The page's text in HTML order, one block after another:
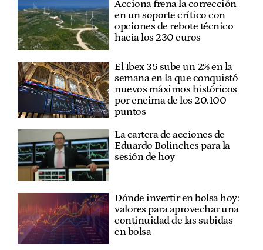
Acciona frena la corrección
en un soporte crítico con
opciones de rebote técnico
hacia los 230 euros
El Ibex 35 sube un 2% en la
semana en la que conquistó
nuevos máximos históricos
por encima de los 20.100
puntos
La cartera de acciones de
Eduardo Bolinches para la
sesión de hoy
Dónde invertir en bolsa hoy:
valores para aprovechar una
continuidad de las subidas
en bolsa